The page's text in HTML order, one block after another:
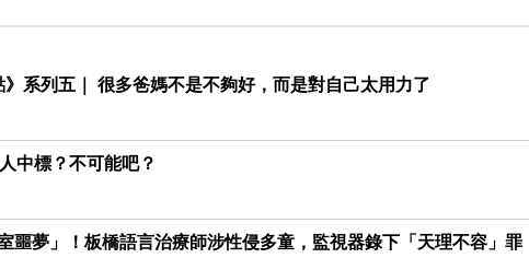
系列五｜ 很多爸媽不是不夠好，而是對自己太用力了
中標？不可能吧？
噩夢」！板橋語言治療師涉性侵多童，監視器錄下「天理不容」罪